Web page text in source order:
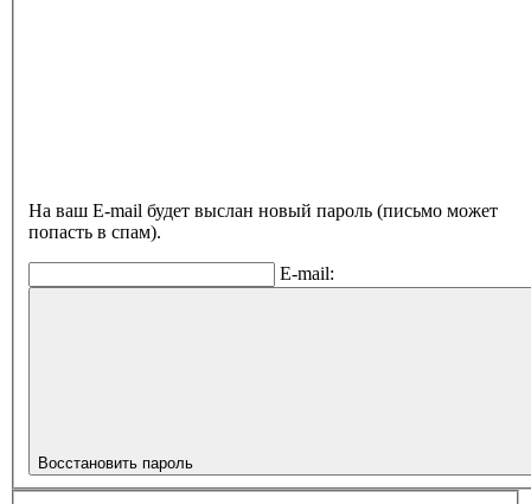
На ваш E-mail будет выслан новый пароль (письмо может
попасть в спам).
E-mail:
Восстановить пароль